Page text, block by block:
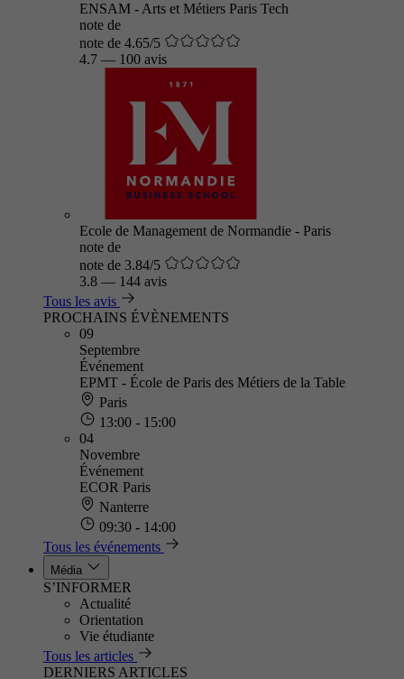
ENSAM - Arts et Métiers Paris Tech
note de
note de 4.65/5
4.7 — 100 avis
Ecole de Management de Normandie - Paris
note de
note de 3.84/5
3.8 — 144 avis
Tous les avis
PROCHAINS ÉVÈNEMENTS
09
Septembre
Événement
EPMT - École de Paris des Métiers de la Table
Paris
13:00 - 15:00
04
Novembre
Événement
ECOR Paris
Nanterre
09:30 - 14:00
Tous les événements
Média
S’INFORMER
Actualité
Orientation
Vie étudiante
Tous les articles
DERNIERS ARTICLES